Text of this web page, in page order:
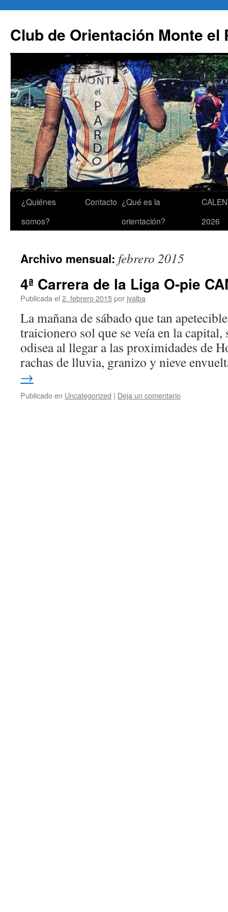
contenido
Club de Orientación Monte el
¿Quiénes
somos?
Contacto ¿Qué es la
orientación?
2026
Archivo mensual: febrero 2015
4ª Carrera de la Liga O-pie
Publicada el 2. febrero 2015por jvalba
La mañana de sábado que tan
traicionero sol que se veía en la
odisea al llegar a las proximidades de
rachas de lluvia, granizo y nieve
→
Publicado en Uncategorized | Deja un comentario